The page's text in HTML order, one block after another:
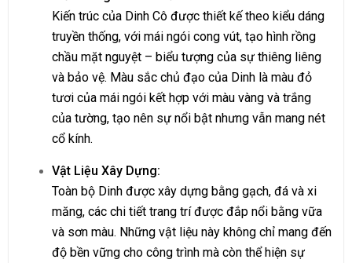
Kiến trúc của Dinh Cô được thiết kế theo kiểu dáng
truyền thống, với mái ngói cong vút, tạo hình rồng
chầu mặt nguyệt – biểu tượng của sự thiêng liêng
và bảo vệ. Màu sắc chủ đạo của Dinh là màu đỏ
tươi của mái ngói kết hợp với màu vàng và trắng
của tường, tạo nên sự nổi bật nhưng vẫn mang nét
cổ kính.
Vật Liệu Xây Dựng:
Toàn bộ Dinh được xây dựng bằng gạch, đá và xi
măng, các chi tiết trang trí được đắp nổi bằng vữa
và sơn màu. Những vật liệu này không chỉ mang đến
độ bền vững cho công trình mà còn thể hiện sự